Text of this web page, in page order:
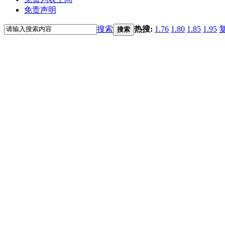
免责声明
搜索 搜索 热搜: 1.76 1.80 1.85 1.95